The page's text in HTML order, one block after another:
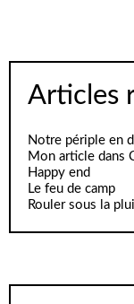
Articles
Notre périple en
Mon article dans
Happy end
Le feu de camp
Rouler sous la